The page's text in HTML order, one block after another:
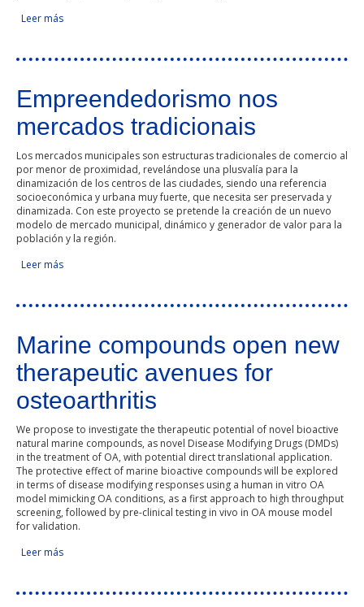
Leer más
Empreendedorismo nos
mercados tradicionais
Los mercados municipales son estructuras tradicionales de comercio al
por menor de proximidad, revelándose una plusvalía para la
dinamización de los centros de las ciudades, siendo una referencia
socioeconómica y urbana muy fuerte, que necesita ser preservada y
dinamizada. Con este proyecto se pretende la creación de un nuevo
modelo de mercado municipal, dinámico y generador de valor para la
población y la región.
Leer más
Marine compounds open new
therapeutic avenues for
osteoarthritis
We propose to investigate the therapeutic potential of novel bioactive
natural marine compounds, as novel Disease Modifying Drugs (DMDs)
in the treatment of OA, with potential direct translational application.
The protective effect of marine bioactive compounds will be explored
in terms of disease modifying responses using a human in vitro OA
model mimicking OA conditions, as a first approach to high throughput
screening, followed by pre-clinical testing in vivo in OA mouse model
for validation.
Leer más